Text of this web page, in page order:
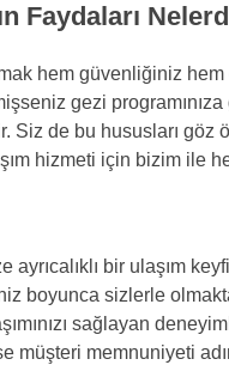
Faydaları
hem güvenliğiniz
gezi
Siz de bu hususları
hizmeti için bizim ile
bir ulaşım
boyunca sizlerle
sağlayan
müşteri memnuniyeti